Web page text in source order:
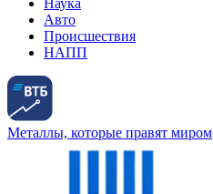
Наука
Авто
Происшествия
НАПП
Металлы, которые правят миром